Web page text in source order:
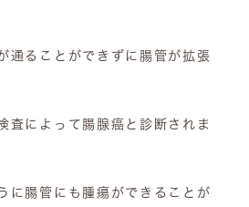
通ることができずに腸管が拡張
査によって腸腺癌と診断されま
に腸管にも腫瘍ができることが